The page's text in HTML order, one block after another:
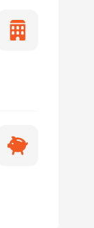
Tylko
Najlepsza